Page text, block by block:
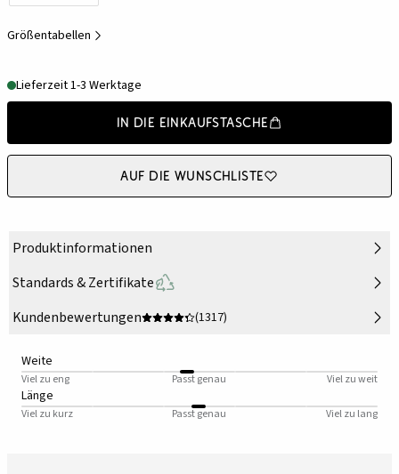
Größentabellen
Lieferzeit 1-3 Werktage
In die Einkaufstasche
Auf die Wunschliste
Produktinformationen
Standards & Zertifikate
Kundenbewertungen
(1317)
Weite
Viel zu eng Passt genau Viel zu weit
Länge
Viel zu kurz Passt genau Viel zu lang